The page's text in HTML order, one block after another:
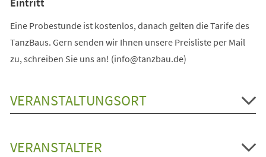
Eine Probestunde ist kostenlos, danach gelten die Tarife des
TanzBaus. Gern senden wir Ihnen unsere Preisliste per Mail
zu, schreiben Sie uns an! (info@tanzbau.de)
VERANSTALTUNGSORT
VERANSTALTER